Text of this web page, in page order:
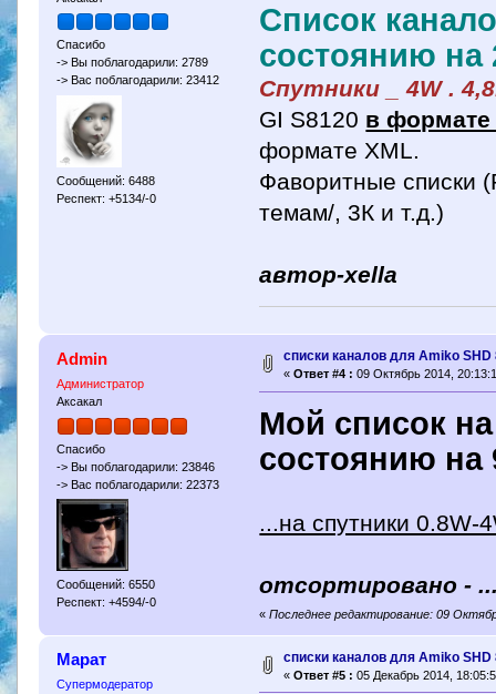
Спасибо
-> Вы поблагодарили: 2789
-> Вас поблагодарили: 23412
Сообщений: 6488
Респект: +5134/-0
Список
состоянию на
Спутники _ 4W .
GI S8120 в формате
формате XML.
Фаворитные списки
темам/, 3К и т.д.)
автор-xella
Admin
Администратор
Аксакал
Спасибо
-> Вы поблагодарили: 23846
-> Вас поблагодарили: 22373
Сообщений: 6550
Респект: +4594/-0
списки каналов для Amiko SHD
« Ответ #4 : 09 Октябрь 2014,
Мой список
состоянию на
...на спутники 0.8W-
отсортировано -
«Последнее редактирование: 09
Марат
Супермодератор
списки каналов для Amiko SHD
« Ответ #5 : 05 Декабрь 2014,